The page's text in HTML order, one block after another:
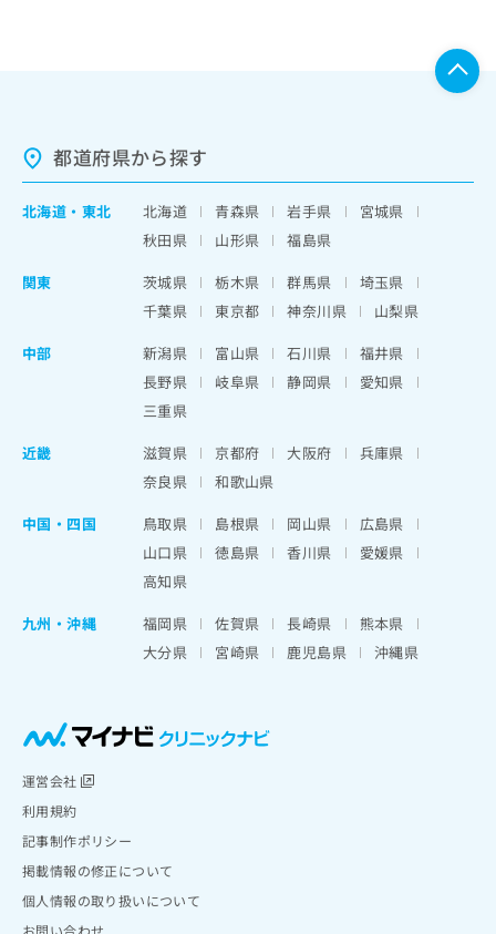
都道府県から探す
北海道 ・ 東北 北海道 青森県 岩手県
宮城県
秋田県
山形県
福島県
関東
茨城県 栃木県 群馬県
埼玉県
千葉県
東京都 神奈川県
山梨県
中部
新潟県 富山県 石川県
福井県
長野県
岐阜県 静岡県
愛知県
三重県
近畿
滋賀県 京都府 大阪府
兵庫県
奈良県
和歌山県
中国・四国
鳥取県 島根県 岡山県
広島県
山口県
徳島県 香川県
愛媛県
高知県
九州・沖縄
福岡県 佐賀県 長崎県
熊本県
大分県
宮崎県 鹿児島県 沖縄県
運営会社
利用規約
記事制作ポリシー
掲載情報の修正について
個人情報の取り扱いについて
お問い合わせ